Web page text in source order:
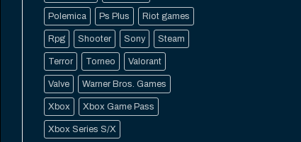
Polemica Ps Plus Riot games
Rpg Shooter Sony Steam
Terror Torneo Valorant
Valve Warner Bros. Games
Xbox Xbox Game Pass
Xbox Series S/X